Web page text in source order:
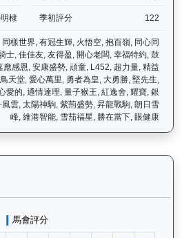
棣 季初評分 122
樣世界, 有冠生輝, 火悟空, 抱百嶺, 同心同
士, 佳佳友, 友得盈, 開心老闆, 幸福特約, 鼓
應感恩, 安康盛勢, 頑童, L452, 超力量, 精益
天堂, 愛心萬里, 勇者為皇, 大勇勝, 堅先生,
愛的, 通情達理, 量子猴王, 紅逸舍, 耀寶, 銀
風雲, 太陽神駒, 紫荊盛勢, 昇龍戰駒, 朗日雪
峰, 維港智能, 雪茄福星, 勝在當下, 眼健康
（H302）— 評分走勢圖表：追蹤香